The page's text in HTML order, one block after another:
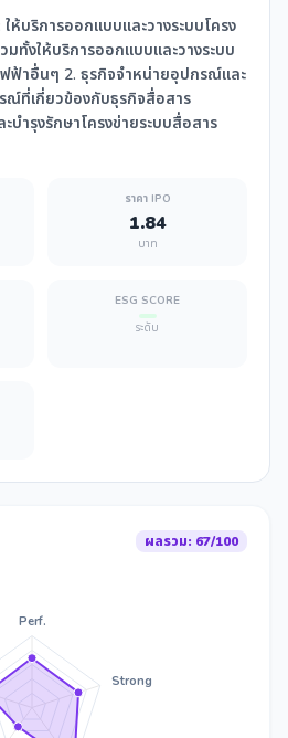
ให้บริการออกแบบและวางระบบโครง
ทั้งให้บริการออกแบบและวางระบบ
ฟฟ้าอื่นๆ 2. ธุรกิจจำหน่ายอุปกรณ์และ
ณ์ที่เกี่ยวข้องกับธุรกิจสื่อสาร
บำรุงรักษาโครงข่ายระบบสื่อสาร
ราคา IPO
1.84
บาท
ESG SCORE
ระดับ
ผลรวม: 67/100
Perf.
Strong